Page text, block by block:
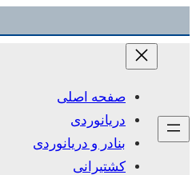
به
صفحه اصلی
دریانوردی
بنادر و دریانوردی
کشتیرانی